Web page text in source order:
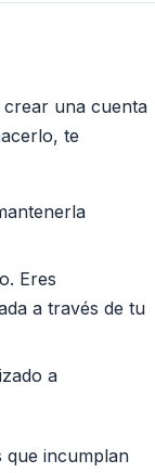
crear una cuenta
te
Eres
a través de tu
a
que incumplan